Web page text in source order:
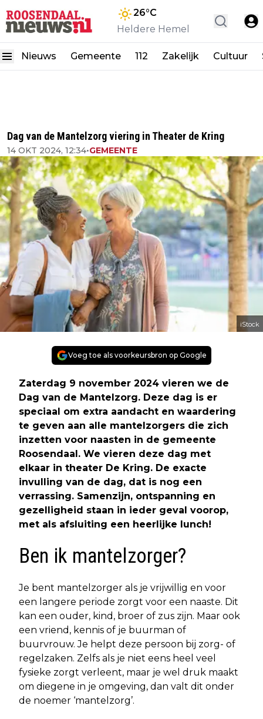
26°C
Heldere Hemel
Nieuws Gemeente 112 Zakelijk Cultuur
Dag van de Mantelzorg viering in Theater de Kring
14 OKT 2024, 12:34•GEMEENTE
iStock
Voeg toe als voorkeursbron op Google
Zaterdag 9 november 2024 vieren we de
Dag van de Mantelzorg. Deze dag is er
speciaal om extra aandacht en waardering
te geven aan alle mantelzorgers die zich
inzetten voor naasten in de gemeente
Roosendaal. We vieren deze dag met
elkaar in theater De Kring. De exacte
invulling van de dag, dat is nog een
verrassing. Samenzijn, ontspanning en
gezelligheid staan in ieder geval voorop,
met als afsluiting een heerlijke lunch!
Ben ik mantelzorger?
Je bent mantelzorger als je vrijwillig en voor
een langere periode zorgt voor een naaste. Dit
kan een ouder, kind, broer of zus zijn. Maar ook
een vriend, kennis of je buurman of
buurvrouw. Je helpt deze persoon bij zorg- of
regelzaken. Zelfs als je niet eens heel veel
fysieke zorgt verleent, maar je wel druk maakt
om diegene in je omgeving, dan valt dit onder
de noemer ‘mantelzorg’.